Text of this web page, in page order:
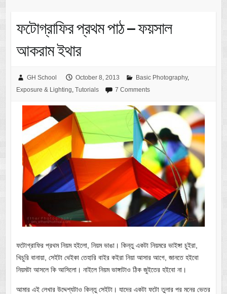
ফটোগ্রাফির প্রথম পাঠ – ফয়সাল
আকরাম ইথার
GH School October 8, 2013 Basic Photography,
Exposure & Lighting Tutorials 7 Comments
ফটোগ্রাফির প্রথম নিয়ম হইলো, নিয়ম ভাঙা। কিন্তু একটা নিয়মরে ভাইঙ্গা চুইরা,
খিচুরি বানায়া, সেইটা থেইকা তেহারি বাইর কইরা নিয়া আসার আগে, জানতে হইবো
নিয়মটা আসলে কি আসিলো। নাইলে নিয়ম ভাঙ্গাটাও ঠিক জুইতের হইবো না।
আমার এই লেখার উদ্দেশ্যটাও কিন্তু সেইটা। যাদের একটা ফটো তুলার পর মনের ভেতর